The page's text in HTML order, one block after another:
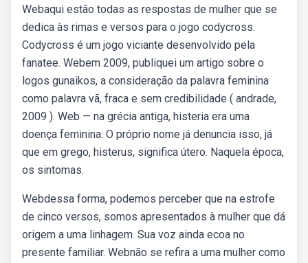
Webaqui estão todas as respostas de mulher que se
dedica às rimas e versos para o jogo codycross.
Codycross é um jogo viciante desenvolvido pela
fanatee. Webem 2009, publiquei um artigo sobre o
logos gunaikos, a consideração da palavra feminina
como palavra vã, fraca e sem credibilidade ( andrade,
2009 ). Web — na grécia antiga, histeria era uma
doença feminina. O próprio nome já denuncia isso, já
que em grego, histerus, significa útero. Naquela época,
os sintomas.
Webdessa forma, podemos perceber que na estrofe
de cinco versos, somos apresentados à mulher que dá
origem a uma linhagem. Sua voz ainda ecoa no
presente familiar. Webnão se refira a uma mulher como